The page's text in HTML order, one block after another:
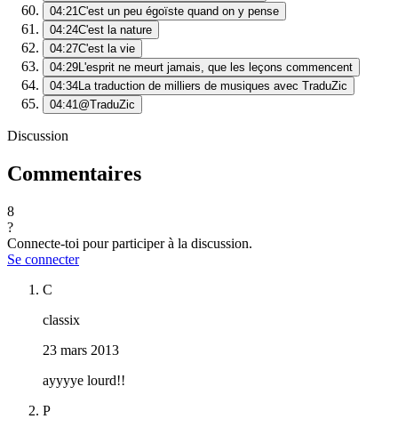
04:21C'est un peu égoïste quand on y pense
04:24C'est la nature
04:27C'est la vie
04:29L'esprit ne meurt jamais, que les leçons commencent
04:34La traduction de milliers de musiques avec TraduZic
04:41@TraduZic
Discussion
Commentaires
8
?
Connecte-toi pour participer à la discussion.
Se connecter
C
classix
23 mars 2013
ayyyye lourd!!
P